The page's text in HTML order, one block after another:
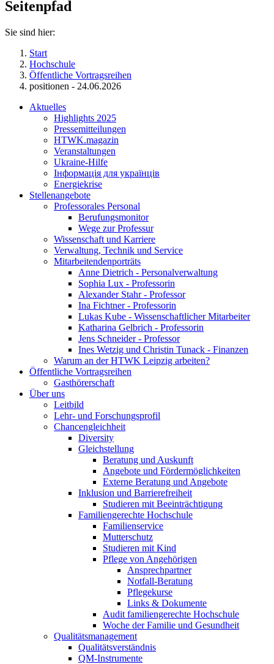
Seitenpfad
Sie sind hier:
Start
Hochschule
Öffentliche Vortragsreihen
positionen - 24.06.2026
Aktuelles
Highlights 2025
Pressemitteilungen
HTWK.magazin
Veranstaltungen
Ukraine-Hilfe
Інформація для українців
Energiekrise
Stellenangebote
Professorales Personal
Berufungsmonitor
Wege zur Professur
Wissenschaft und Karriere
Verwaltung, Technik und Service
Mitarbeitendenporträts
Anne Dietrich - Personalverwaltung
Sophia Lux - Professorin
Alexander Stahr - Professor
Ina Fichtner - Professorin
Lukas Kube - Wissenschaftlicher Mitarbeiter
Katharina Gelbrich - Professorin
Jens Schneider - Professor
Ines Wetzig und Christin Tunack - Finanzen
Warum an der HTWK Leipzig arbeiten?
Öffentliche Vortragsreihen
Gasthörerschaft
Über uns
Leitbild
Lehr- und Forschungsprofil
Chancengleichheit
Diversity
Gleichstellung
Beratung und Auskunft
Angebote und Fördermöglichkeiten
Externe Beratung und Angebote
Inklusion und Barrierefreiheit
Studieren mit Beeinträchtigung
Familiengerechte Hochschule
Familienservice
Mutterschutz
Studieren mit Kind
Pflege von Angehörigen
Ansprechpartner
Notfall-Beratung
Pflegekurse
Links & Dokumente
Audit familiengerechte Hochschule
Woche der Familie und Gesundheit
Qualitätsmanagement
Qualitätsverständnis
QM-Instrumente